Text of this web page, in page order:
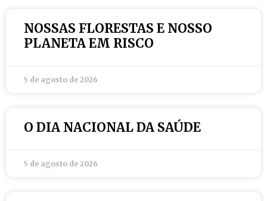
NOSSAS FLORESTAS E NOSSO
PLANETA EM RISCO
5 de agosto de 2026
O DIA NACIONAL DA SAÚDE
5 de agosto de 2026